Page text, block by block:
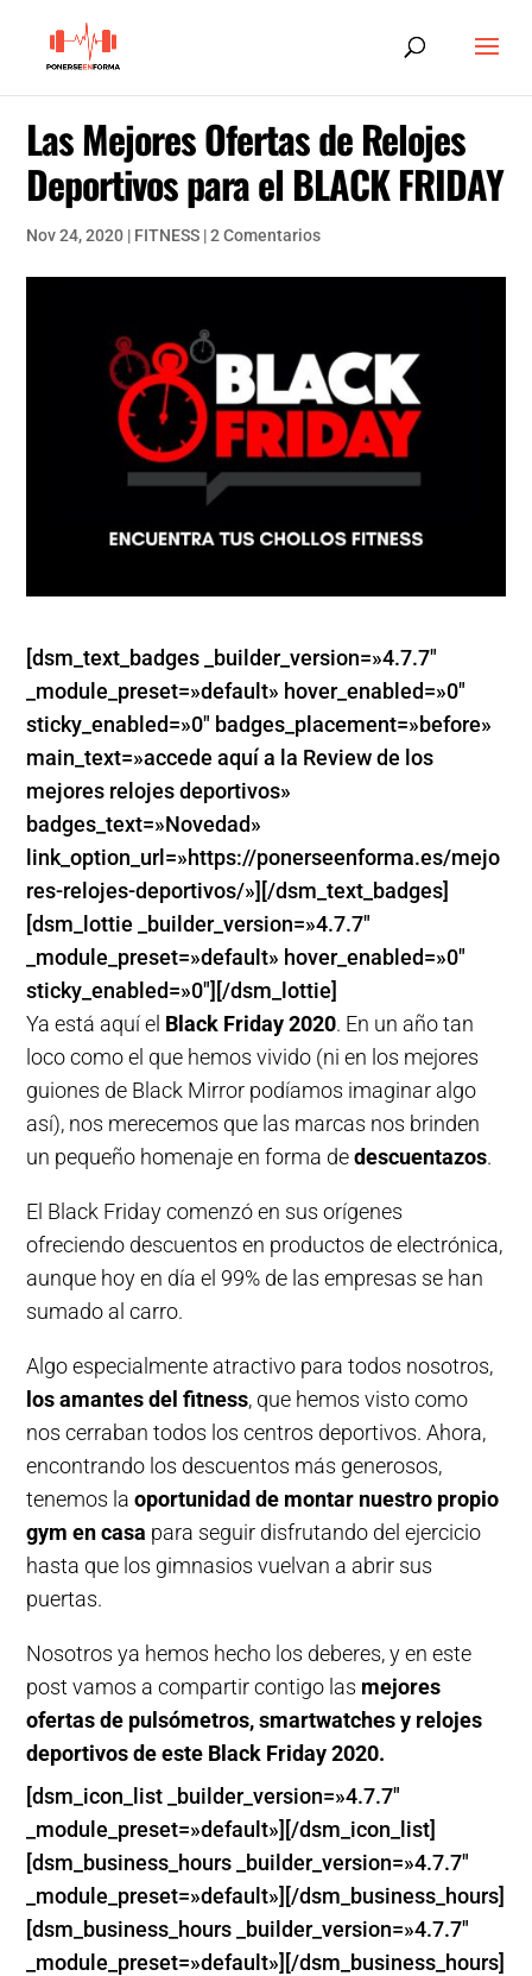
Las Mejores Ofertas de Relojes
Deportivos para el BLACK FRIDAY
Nov 24, 2020 | FITNESS |2 Comentarios
[dsm_text_badges _builder_version=»4.7.7″
_module_preset=»default» hover_enabled=»0″
sticky_enabled=»0″ badges_placement=»before»
main_text=»accede aquí a la Review de los
mejores relojes deportivos»
badges_text=»Novedad»
link_option_url=»https://ponerseenforma.es/mejo
res-relojes-deportivos/»][/dsm_text_badges]
[dsm_lottie _builder_version=»4.7.7″
_module_preset=»default» hover_enabled=»0″
sticky_enabled=»0″][/dsm_lottie]
Ya está aquí el Black Friday 2020. En un año tan
loco como el que hemos vivido (ni en los mejores
guiones de Black Mirror podíamos imaginar algo
así), nos merecemos que las marcas nos brinden
un pequeño homenaje en forma dedescuentazos.
El Black Friday comenzó en sus orígenes
ofreciendo descuentos en productos de electrónica,
aunque hoy en día el 99% de las empresas se han
sumado al carro.
Algo especialmente atractivo para todos nosotros,
los amantes del fitness, que hemos visto como
nos cerraban todos los centros deportivos. Ahora,
encontrando los descuentos más generosos,
tenemos laoportunidad de montar nuestro propio
gym en casa para seguir disfrutando del ejercicio
hasta que los gimnasios vuelvan a abrir sus
puertas.
Nosotros ya hemos hecho los deberes, y en este
post vamos a compartir contigo las mejores
ofertas de pulsómetros, smartwatches y relojes
deportivos de este Black Friday 2020.
[dsm_icon_list _builder_version=»4.7.7″
_module_preset=»default»][/dsm_icon_list]
[dsm_business_hours _builder_version=»4.7.7″
_module_preset=»default»][/dsm_business_hours]
[dsm_business_hours _builder_version=»4.7.7″
_module_preset=»default»][/dsm_business_hours]